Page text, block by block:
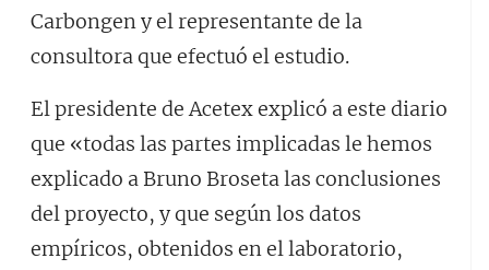
Carbongen y el representante de la
consultora que efectuó el estudio.
El presidente de Acetex explicó a este diario
que «todas las partes implicadas le hemos
explicado a Bruno Broseta las conclusiones
del proyecto, y que según los datos
empíricos, obtenidos en el laboratorio,